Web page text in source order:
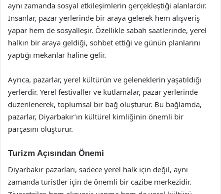
aynı zamanda sosyal etkileşimlerin gerçekleştiği alanlardır.
İnsanlar, pazar yerlerinde bir araya gelerek hem alışveriş
yapar hem de sosyalleşir. Özellikle sabah saatlerinde, yerel
halkın bir araya geldiği, sohbet ettiği ve günün planlarını
yaptığı mekanlar haline gelir.
Ayrıca, pazarlar, yerel kültürün ve geleneklerin yaşatıldığı
yerlerdir. Yerel festivaller ve kutlamalar, pazar yerlerinde
düzenlenerek, toplumsal bir bağ oluşturur. Bu bağlamda,
pazarlar, Diyarbakır’ın kültürel kimliğinin önemli bir
parçasını oluşturur.
Turizm Açısından Önemi
Diyarbakır pazarları, sadece yerel halk için değil, aynı
zamanda turistler için de önemli bir cazibe merkezidir.